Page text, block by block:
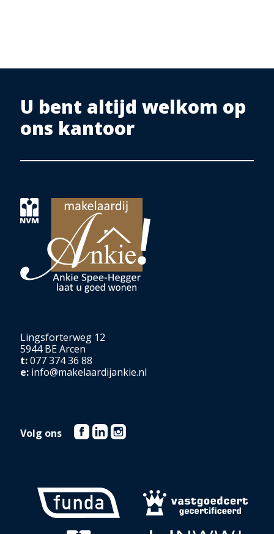
U bent altijd welkom op
ons kantoor
Lingsforterweg 12
5944 BE Arcen
t:077 374 36 88
e: info@makelaardijankie.nl
Volg ons